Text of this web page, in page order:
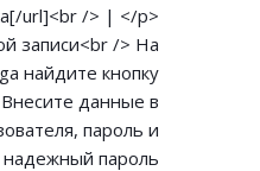
url]<br /> | </p>
записи<br /> На
найдите кнопку
данные в
пароль и
пароль